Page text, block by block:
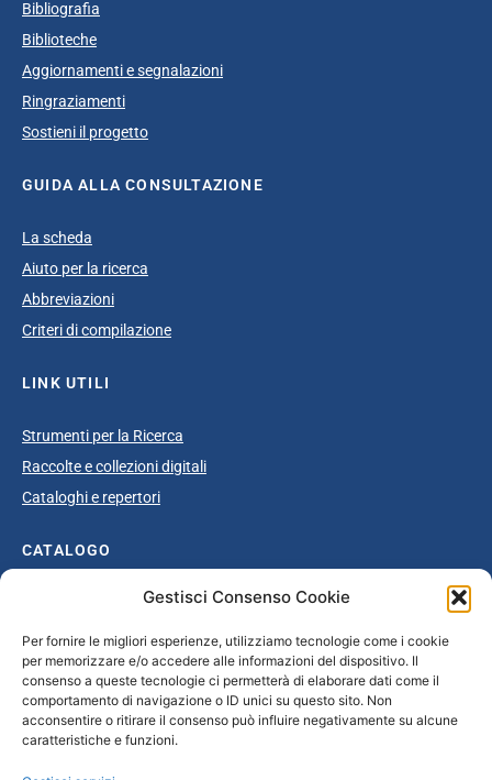
Gestisci Consenso Cookie
Per fornire le migliori esperienze, utilizziamo tecnologie come i cookie
per memorizzare e/o accedere alle informazioni del dispositivo. Il
consenso a queste tecnologie ci permetterà di elaborare dati come il
comportamento di navigazione o ID unici su questo sito. Non
acconsentire o ritirare il consenso può influire negativamente su alcune
caratteristiche e funzioni.
Bibliografia
Biblioteche
Aggiornamenti e segnalazioni
Ringraziamenti
Sostieni il progetto
GUIDA ALLA CONSULTAZIONE
La scheda
Aiuto per la ricerca
Abbreviazioni
Criteri di compilazione
LINK UTILI
Strumenti per la Ricerca
Raccolte e collezioni digitali
Cataloghi e repertori
CATALOGO
Catalogo completo
Ottocento
Età giolittiana
Grande Guerra e dopoguerra
Fascismo